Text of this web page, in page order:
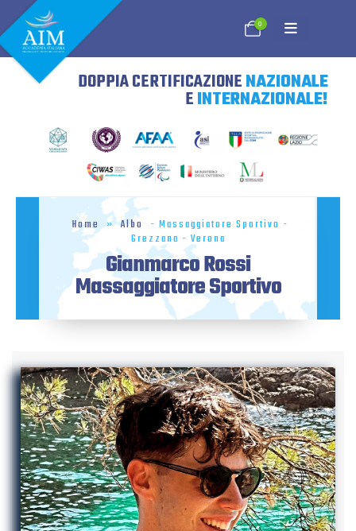
0
DOPPIA CERTIFICAZIONENAZIONALE
EINTERNAZIONALE!
Home » Albo - Massaggiatore Sportivo -
Grezzana - Verona
Gianmarco Rossi
Massaggiatore Sportivo